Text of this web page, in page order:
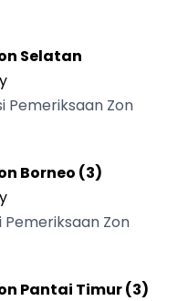
Selatan
Pemeriksaan Zon
Borneo (3)
Pemeriksaan Zon
Pantai Timur (3)